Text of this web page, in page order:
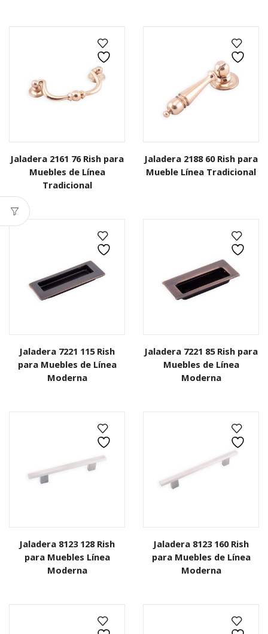
Jaladera 2161 76 Rish para
Muebles de Línea
Tradicional
Jaladera 2188 60 Rish para
Mueble Línea Tradicional
Jaladera 7221 115 Rish
para Muebles de Línea
Moderna
Jaladera 7221 85 Rish para
Muebles de Línea
Moderna
Jaladera 8123 128 Rish
para Muebles Línea
Moderna
Jaladera 8123 160 Rish
para Muebles de Línea
Moderna